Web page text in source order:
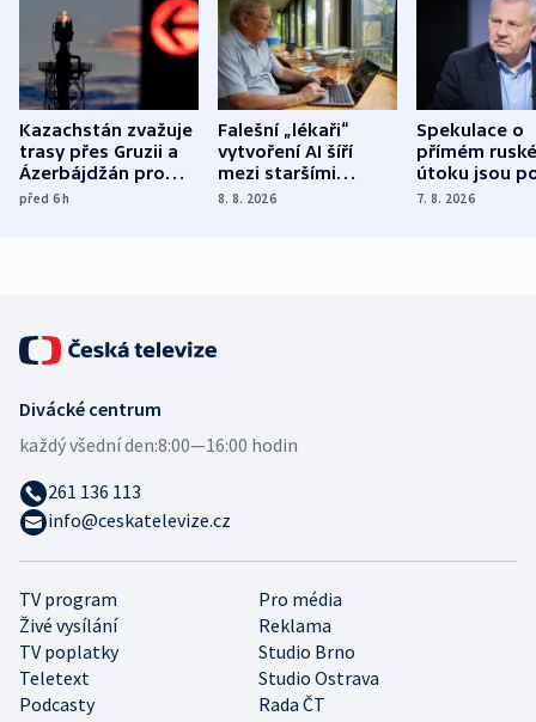
Kazachstán zvažuje
trasy přes Gruzii a
Ázerbájdžán pro
vývoz ropy do
před 6h
Falešní „lékaři“
vytvoření AI šíří
mezi staršími
Poláky nebezpečné
8. 8. 2026
Spekulace o
přímém
útoku jsou
míní
7. 8. 2026
TV program
Pro média
Živé vysílání
Reklama
TV poplatky
Studio Brno
Teletext
Studio Ostrava
Podcasty
Rada ČT
Divácké centrum
každý všední den:8:00—16:00 hodin
261 136 113
info@ceskatelevize.cz